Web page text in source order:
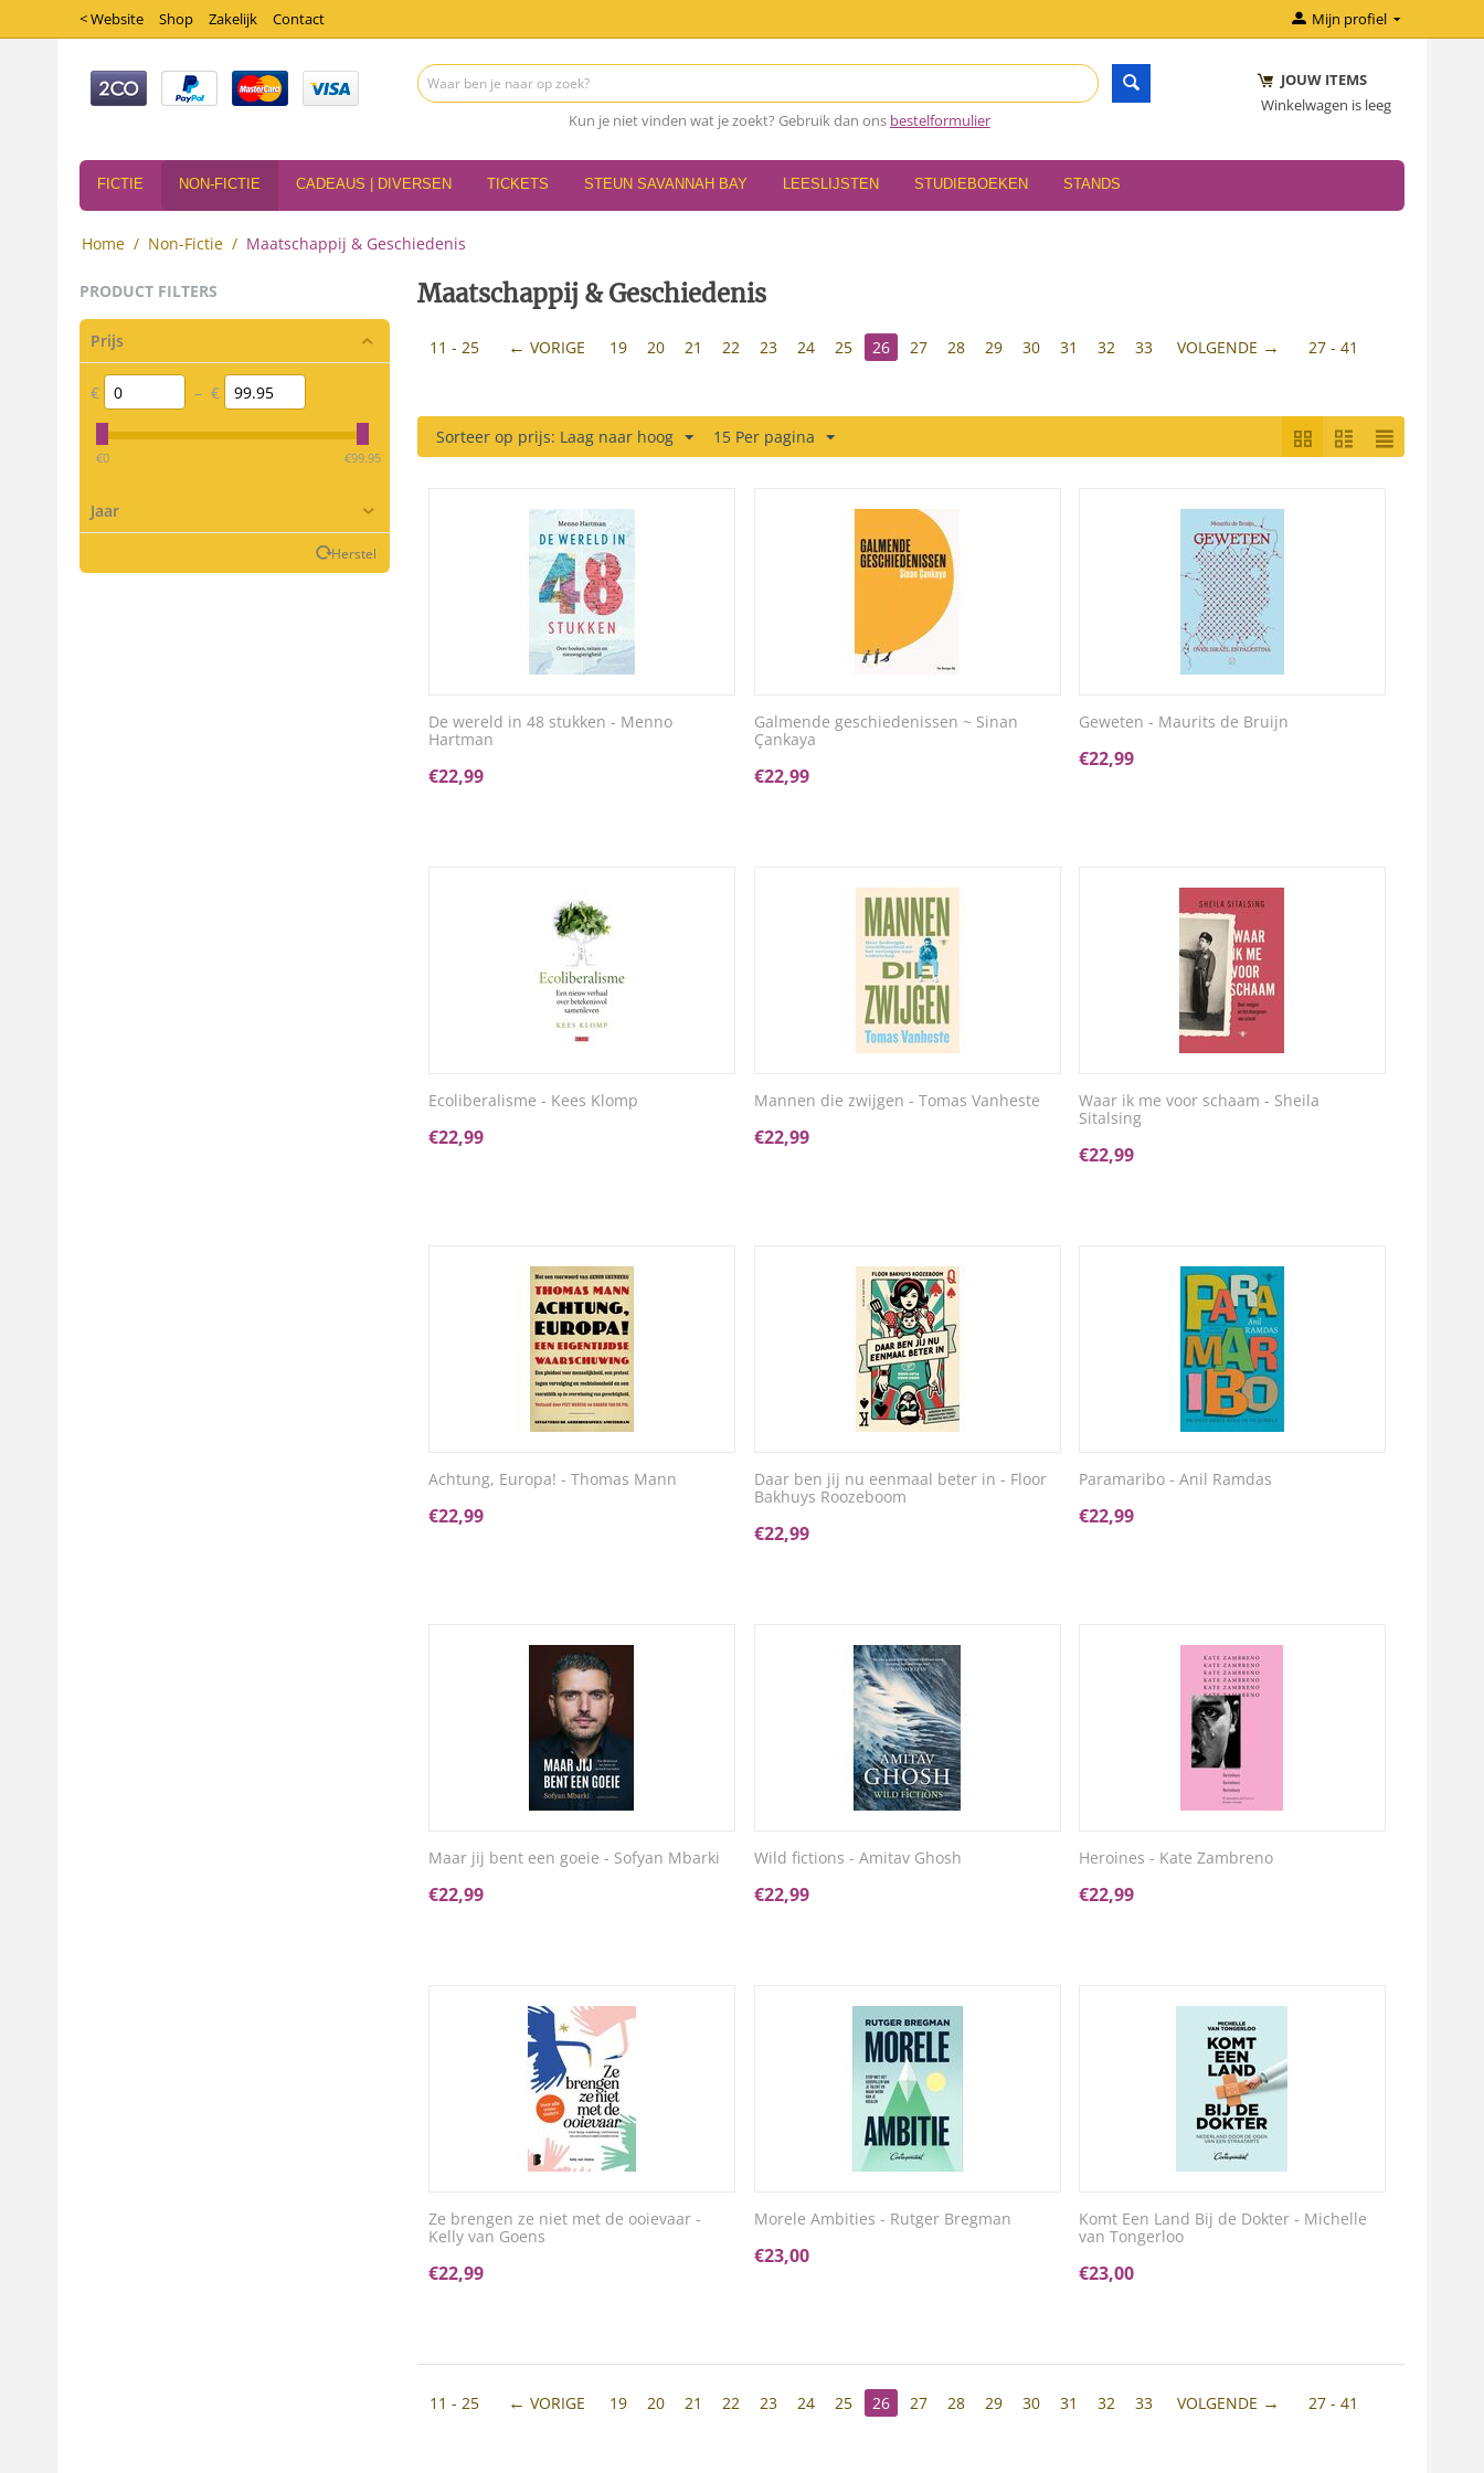
< Website Shop Zakelijk Contact Mijn profiel
Kun je niet vinden wat je zoekt? Gebruik dan ons bestelformulier
JOUW ITEMS
Winkelwagen is leeg
FICTIE NON-FICTIE CADEAUS | DIVERSEN TICKETS STEUN SAVANNAH BAY LEESLIJSTEN STUDIEBOEKEN STANDS
Home / Non-Fictie / Maatschappij & Geschiedenis
PRODUCT FILTERS
Prijs
€ – €
‎€0 ‎€99.95
Jaar
Herstel
Maatschappij & Geschiedenis
11 - 25 VORIGE 19 20 21 22 23 24 25 26 27 28 29 30 31 32 33 VOLGENDE 27 - 41
Sorteer op prijs: Laag naar hoog 15 Per pagina
De wereld in 48 stukken - Menno
Hartman
€22,99
Galmende geschiedenissen ~ Sinan
Çankaya
€22,99
Geweten - Maurits de Bruijn
€22,99
Ecoliberalisme - Kees Klomp
€22,99
Mannen die zwijgen - Tomas Vanheste
€22,99
Waar ik me voor schaam - Sheila
Sitalsing
€22,99
Achtung, Europa! - Thomas Mann
€22,99
Daar ben jij nu eenmaal beter in - Floor
Bakhuys Roozeboom
€22,99
Paramaribo - Anil Ramdas
€22,99
Maar jij bent een goeie - Sofyan Mbarki
€22,99
Wild fictions - Amitav Ghosh
€22,99
Heroines - Kate Zambreno
€22,99
Ze brengen ze niet met de ooievaar -
Kelly van Goens
€22,99
Morele Ambities - Rutger Bregman
€23,00
Komt Een Land Bij de Dokter - Michelle
van Tongerloo
€23,00
11 - 25 VORIGE 19 20 21 22 23 24 25 26 27 28 29 30 31 32 33 VOLGENDE 27 - 41